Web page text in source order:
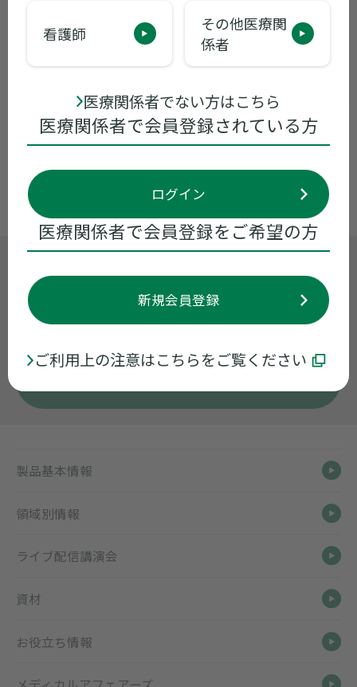
看護師
その他医療関
係者
医療関係者でない方はこちら
医療関係者で会員登録されている方
ログイン
医療関係者で会員登録をご希望の方
新規会員登録
ご利用上の注意はこちらをご覧ください
2026年05月20日
アムシェプリ 製造販売承認（条件及び期
くすり情報センター0120-034-389
受付時間 9:00~17:30 ※月曜日〜金曜日
製品基本情報
領域別情報
ライブ配信講演会
資材
お役立ち情報